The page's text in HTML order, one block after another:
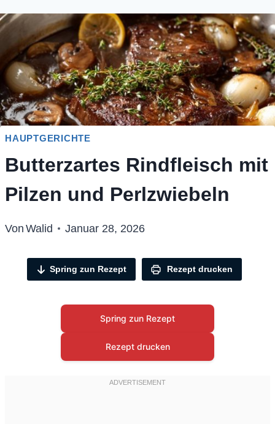
HAUPTGERICHTE
Butterzartes Rindfleisch mit
Pilzen und Perlzwiebeln
Von Walid Januar 28, 2026
Spring zun Rezept Rezept drucken
Spring zun Rezept
Rezept drucken